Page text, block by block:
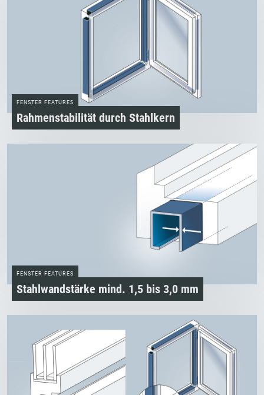
FENSTER FEATURES
Rahmenstabilität durch Stahlkern
FENSTER FEATURES
Stahlwandstärke mind. 1,5 bis 3,0 mm